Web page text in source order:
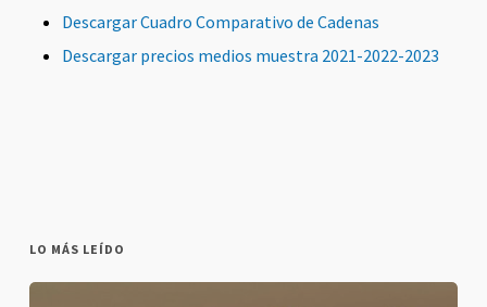
Descargar Cuadro Comparativo de Cadenas
Descargar precios medios muestra 2021-2022-2023
LO MÁS LEÍDO